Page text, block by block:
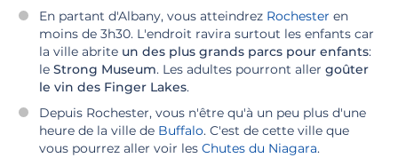
En partant d'Albany, vous atteindrez Rochester en
moins de 3h30. L'endroit ravira surtout les enfants car
la ville abrite un des plus grands parcs pour enfants:
le Strong Museum. Les adultes pourront aller goûter
le vin des Finger Lakes.
Depuis Rochester, vous n'être qu'à un peu plus d'une
heure de la ville de Buffalo. C'est de cette ville que
vous pourrez aller voir les Chutes du Niagara.